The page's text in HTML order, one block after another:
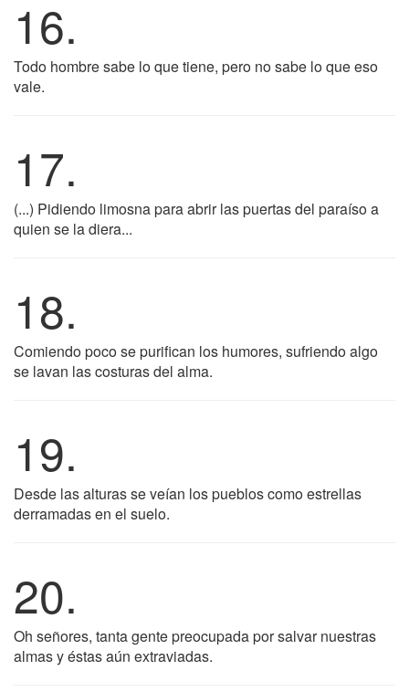
16.
Todo hombre sabe lo que tiene, pero no sabe lo que eso
vale.
17.
(...) Pidiendo limosna para abrir las puertas del paraíso a
quien se la diera...
18.
Comiendo poco se purifican los humores, sufriendo algo
se lavan las costuras del alma.
19.
Desde las alturas se veían los pueblos como estrellas
derramadas en el suelo.
20.
Oh señores, tanta gente preocupada por salvar nuestras
almas y éstas aún extraviadas.